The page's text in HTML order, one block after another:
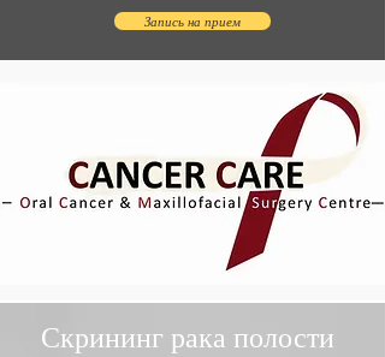
Запись на прием
Скрининг рака полости